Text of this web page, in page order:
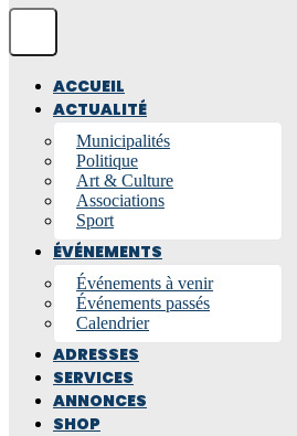
ACCUEIL
ACTUALITÉ
Municipalités
Politique
Art & Culture
Associations
Sport
ÉVÉNEMENTS
Événements à venir
Événements passés
Calendrier
ADRESSES
SERVICES
ANNONCES
SHOP